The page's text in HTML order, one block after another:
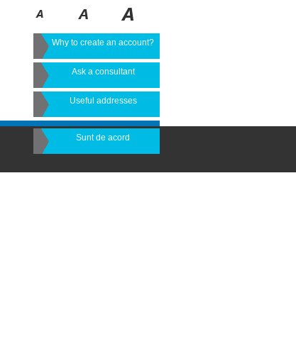
Why to create an account?
Ask a consultant
Useful addresses
Sunt de acord